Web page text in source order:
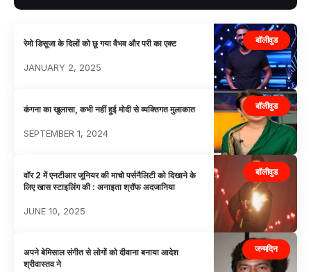
बॉलीवुड
रेमो डिसूजा के दिलों को छू गया वैभव और परी का एक्ट
JANUARY 2, 2025
बॉलीवुड
कंगना का खुलासा, कभी नहीं हुई मोदी से व्यक्तिगत मुलाकात
SEPTEMBER 1, 2024
बॉलीवुड
वॉर 2 में एनटीआर जूनियर की माचो पर्सनैलिटी को दिखाने के
लिए खास स्टाइलिंग की : अनाइता श्रॉफ अदजानिया
JUNE 10, 2025
जन्मदिन
अपने बेमिसाल संगीत से लोगों को दीवाना बनाया आदेश
श्रीवास्तव ने